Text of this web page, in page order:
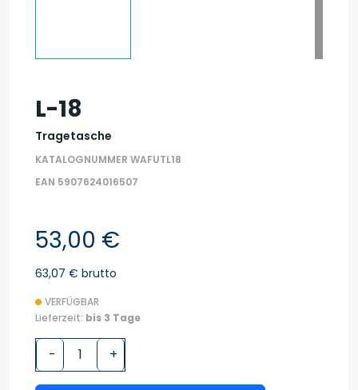
L-18
Tragetasche
KATALOGNUMMER WAFUTL18
EAN 5907624016507
53,00 €
63,07 € brutto
VERFÜGBAR
Lieferzeit: bis 3 Tage
- +